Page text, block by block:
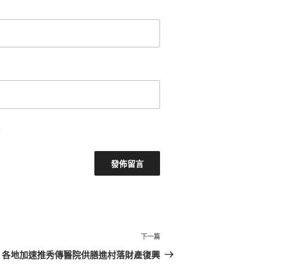
下
一
下一篇
各地加速推秀傳醫院供膳進村落財產復興